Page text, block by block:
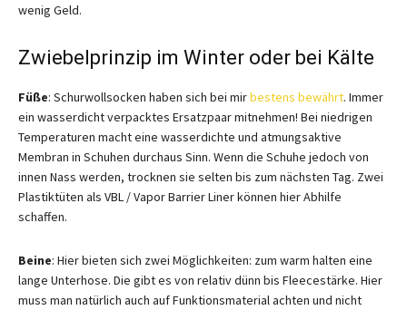
wenig Geld.
Zwiebelprinzip im Winter oder bei Kälte
Füße: Schurwollsocken haben sich bei mirbestens bewährt. Immer
ein wasserdicht verpacktes Ersatzpaar mitnehmen! Bei niedrigen
Temperaturen macht eine wasserdichte und atmungsaktive
Membran in Schuhen durchaus Sinn. Wenn die Schuhe jedoch von
innen Nass werden, trocknen sie selten bis zum nächsten Tag. Zwei
Plastiktüten als VBL / Vapor Barrier Liner können hier Abhilfe
schaffen.
Beine: Hier bieten sich zwei Möglichkeiten: zum warm halten eine
lange Unterhose. Die gibt es von relativ dünn bis Fleecestärke. Hier
muss man natürlich auch auf Funktionsmaterial achten und nicht